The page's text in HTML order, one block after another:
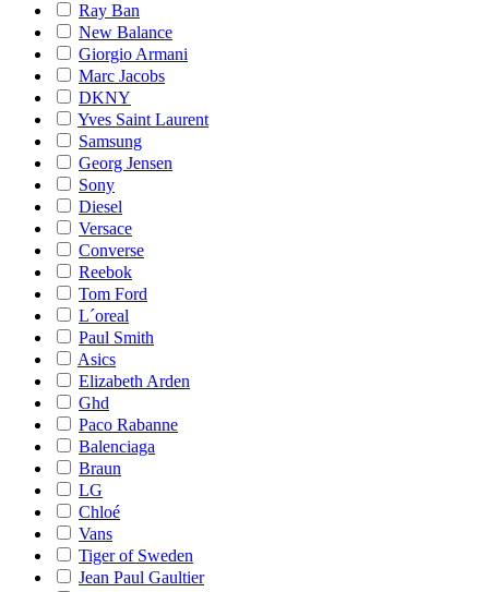
Ray Ban
New Balance
Giorgio Armani
Marc Jacobs
DKNY
Yves Saint Laurent
Samsung
Georg Jensen
Sony
Diesel
Versace
Converse
Reebok
Tom Ford
L´oreal
Paul Smith
Asics
Elizabeth Arden
Ghd
Paco Rabanne
Balenciaga
Braun
LG
Chloé
Vans
Tiger of Sweden
Jean Paul Gaultier